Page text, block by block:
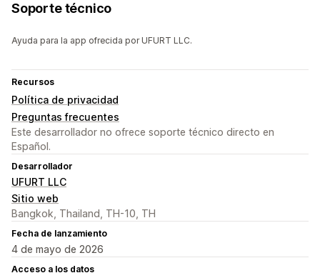
Soporte técnico
Ayuda para la app ofrecida por UFURT LLC.
Recursos
Política de privacidad
Preguntas frecuentes
Este desarrollador no ofrece soporte técnico directo en
Español.
Desarrollador
UFURT LLC
Sitio web
Bangkok, Thailand, TH-10, TH
Fecha de lanzamiento
4 de mayo de 2026
Acceso a los datos